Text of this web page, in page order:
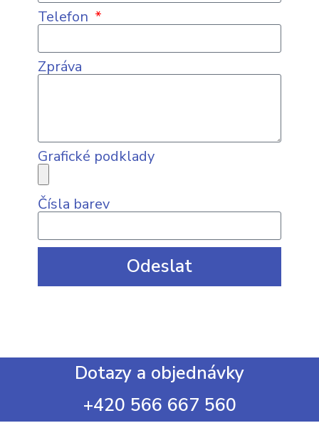
Telefon
Zpráva
Grafické podklady
Čísla barev
Odeslat
Dotazy a objednávky
+420 566 667 560